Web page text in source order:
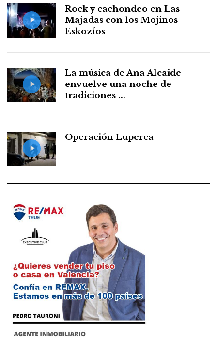
Rock y cachondeo en Las
Majadas con los Mojinos
Eskozíos
La música de Ana Alcaide
envuelve una noche de
tradiciones ...
Operación Luperca